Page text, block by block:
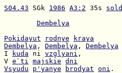
S04.43 SGk 1986 A3:2 35s sold
Dembelya
Pokidayut
rodnye
kraya
Dembelya , Dembelya , Dembelya
I
kuda ni vzglyani
V e`ti majskie dni
Vsyudu
p'yanye brodyat oni .